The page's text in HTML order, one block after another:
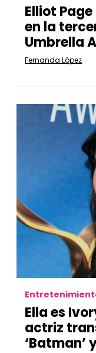
Elliot
en la
Umbrella
Fernanda López
Ella es
actriz
‘Batman’